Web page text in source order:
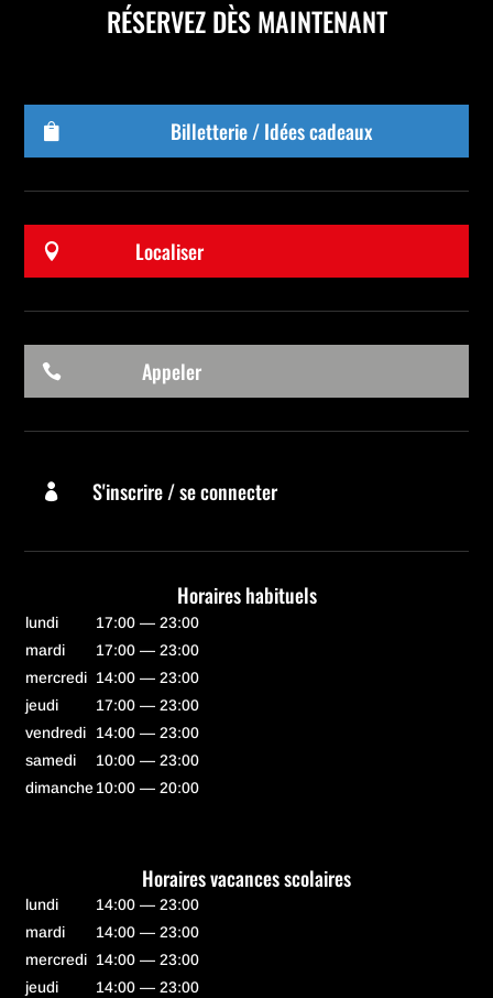
RÉSERVEZ DÈS MAINTENANT
 Billetterie / Idées cadeaux
 Localiser
 Appeler
 S'inscrire / se connecter
Horaires habituels
lundi
17:00 — 23:00
mardi
17:00 — 23:00
mercredi 14:00 — 23:00
jeudi
17:00 — 23:00
vendredi
14:00 — 23:00
samedi
10:00 — 23:00
dimanche10:00 — 20:00
Horaires vacances scolaires
lundi
14:00 — 23:00
mardi
14:00 — 23:00
mercredi 14:00 — 23:00
jeudi
14:00 — 23:00